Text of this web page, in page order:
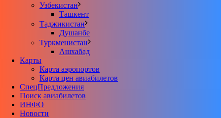
Узбекистан
Ташкент
Таджикистан
Душанбе
Туркменистан
Ашхабад
Карты
Карта аэропортов
Карта цен авиабилетов
CпецПредложения
Поиск авиабилетов
ИНФО
Новости